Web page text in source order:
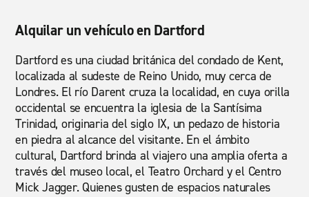
Alquilar un vehículo en Dartford
Dartford es una ciudad británica del condado de Kent,
localizada al sudeste de Reino Unido, muy cerca de
Londres. El río Darent cruza la localidad, en cuya orilla
occidental se encuentra la iglesia de la Santísima
Trinidad, originaria del siglo IX, un pedazo de historia
en piedra al alcance del visitante. En el ámbito
cultural, Dartford brinda al viajero una amplia oferta a
través del museo local, el Teatro Orchard y el Centro
Mick Jagger. Quienes gusten de espacios naturales